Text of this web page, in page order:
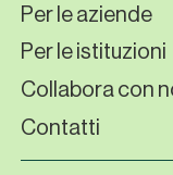
Per le aziende
Per le istituzioni
Collabora con
Contatti